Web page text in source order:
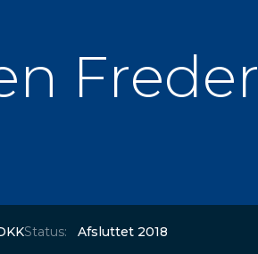
Status: Afsluttet 2018